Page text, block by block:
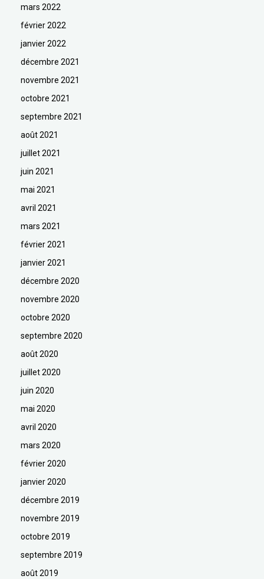
mars 2022
février 2022
janvier 2022
décembre 2021
novembre 2021
octobre 2021
septembre 2021
août 2021
juillet 2021
juin 2021
mai 2021
avril 2021
mars 2021
février 2021
janvier 2021
décembre 2020
novembre 2020
octobre 2020
septembre 2020
août 2020
juillet 2020
juin 2020
mai 2020
avril 2020
mars 2020
février 2020
janvier 2020
décembre 2019
novembre 2019
octobre 2019
septembre 2019
août 2019